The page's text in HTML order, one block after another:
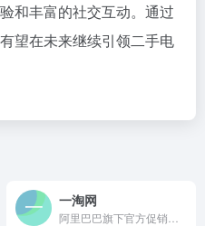
和丰富的社交互动。通过
望在未来继续引领二手电
一淘网